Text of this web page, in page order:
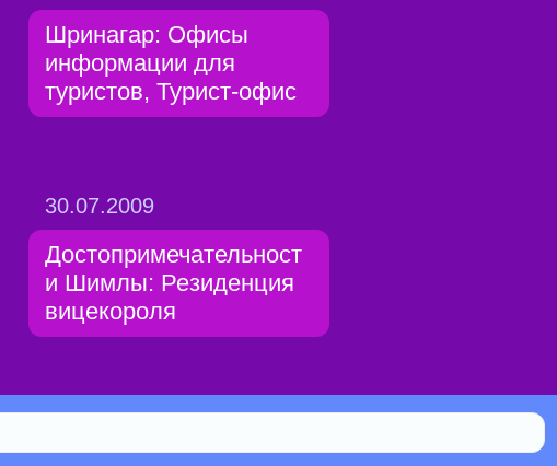
Шринагар: Офисы
информации для
туристов, Турист-офис
30.07.2009
Достопримечательност
и Шимлы: Резиденция
вицекороля